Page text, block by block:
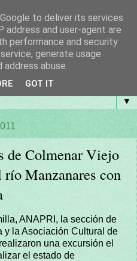
▼
de Colmenar Viejo
Manzanares con
ANAPRI, la sección de
y la Asociación Cultural de
una excursión el
el estado de
to deliver its services
address and user-agent are
performance and security
generate usage
abuse.
GOT IT